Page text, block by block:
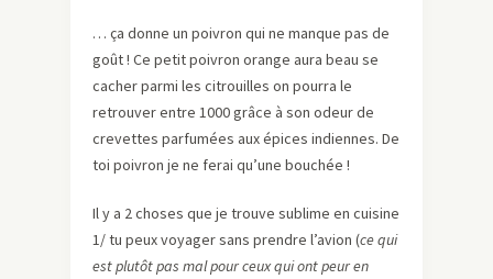
… ça donne un poivron qui ne manque pas de
goût ! Ce petit poivron orange aura beau se
cacher parmi les citrouilles on pourra le
retrouver entre 1000 grâce à son odeur de
crevettes parfumées aux épices indiennes. De
toi poivron je ne ferai qu’une bouchée !
Il y a 2 choses que je trouve sublime en cuisine
1/ tu peux voyager sans prendre l’avion (ce qui
est plutôt pas mal pour ceux qui ont peur en